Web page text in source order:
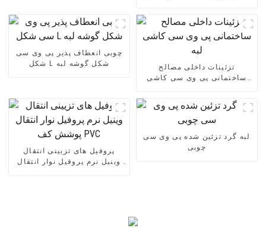
چوبی انعطاف پذیر پی وی سی
شکل L شکل گوشه لبه
تزئینات داخلی مصالح
ساختمانی پی وی سی کاشی
پروفیل های تزیینی انتقال
وینیل نرم پروفیل نوار انتقال
لبه گرد تزئین شده پی وی سی
چوبی